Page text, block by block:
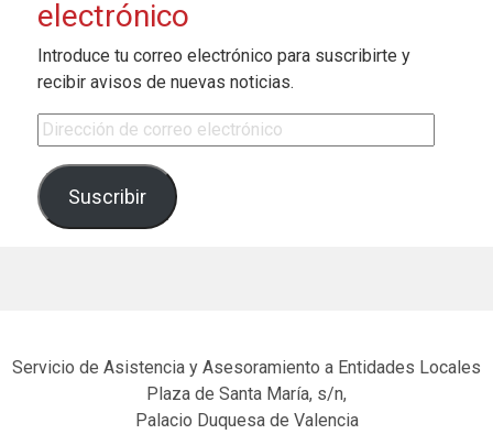
electrónico
Introduce tu correo electrónico para suscribirte y
recibir avisos de nuevas noticias.
Dirección de correo electrónico
Suscribir
Servicio de Asistencia y Asesoramiento a Entidades Locales
Plaza de Santa María, s/n,
Palacio Duquesa de Valencia